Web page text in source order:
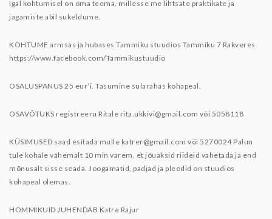
Igal kohtumisel on oma teema, millesse me lihtsate praktikate ja
jagamiste abil sukeldume.
KOHTUME armsas ja hubases Tammiku stuudios Tammiku 7 Rakveres
https://www.facebook.com/Tammikustuudio
OSALUSPANUS 25 eur’i. Tasumine sularahas kohapeal.
OSAVÕTUKS registreeru Ritale rita.ukkivi@gmail.com või 5058118
KÜSIMUSED saad esitada mulle katrer@gmail.com või 5270024Palun
tule kohale vähemalt 10 min varem, et jõuaksid riideid vahetada ja end
mõnusalt sisse seada. Joogamatid, padjad ja pleedid on stuudios
kohapeal olemas.
HOMMIKUID JUHENDAB Katre Rajur